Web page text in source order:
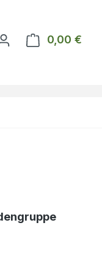
0 Produkte auf
0,00 €